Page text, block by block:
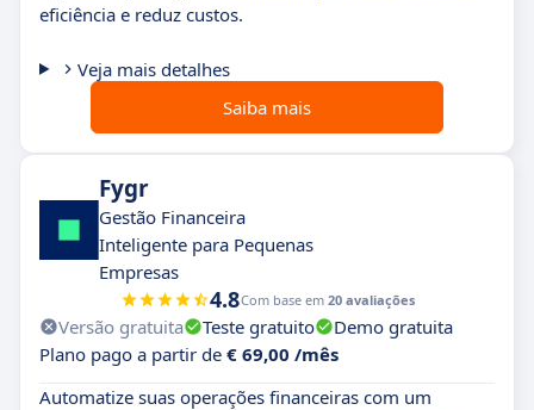
eficiência e reduz custos.
Veja mais detalhes
Saiba mais
Fygr
Gestão Financeira
Inteligente para Pequenas
Empresas
4.8Com base em 20 avaliações
Versão gratuita Teste gratuito
Demo gratuita
Plano pago a partir de € 69,00 /mês
Automatize suas operações financeiras com um